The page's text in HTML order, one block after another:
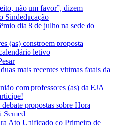
não um favor”, dizem
Sindeducação
dia 8 de julho na sede do
(as) constroem proposta
letivo
mais recentes vítimas fatais da
com professores (as) da EJA
propostas sobre Hora
Semed
Ato Unificado do Primeiro de